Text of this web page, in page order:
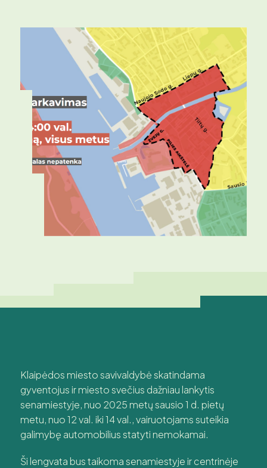
Klaipėdos miesto savivaldybė skatindama
gyventojus ir miesto svečius dažniau lankytis
senamiestyje, nuo 2025 metų sausio 1 d. pietų
metu, nuo 12 val. iki 14 val., vairuotojams suteikia
galimybę automobilius statyti nemokamai.
Ši lengvata bus taikoma senamiestyje ir centrinėje